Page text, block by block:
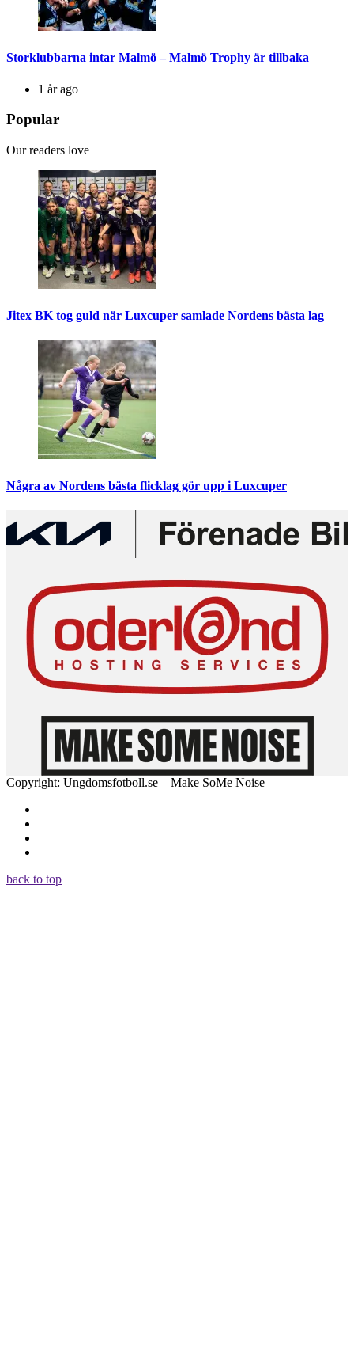
Storklubbarna intar Malmö – Malmö Trophy är tillbaka
1 år ago
Popular
Our readers love
Jitex BK tog guld när Luxcuper samlade Nordens bästa lag
Några av Nordens bästa flicklag gör upp i Luxcuper
Copyright: Ungdomsfotboll.se – Make SoMe Noise
back to top